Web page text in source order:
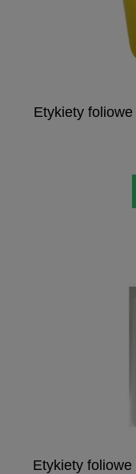
Etykiety
Etykiety